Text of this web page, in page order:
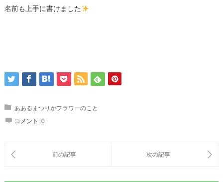
名前も上手に書けました
ああるまつりかフラワーのこと
コメント: 0